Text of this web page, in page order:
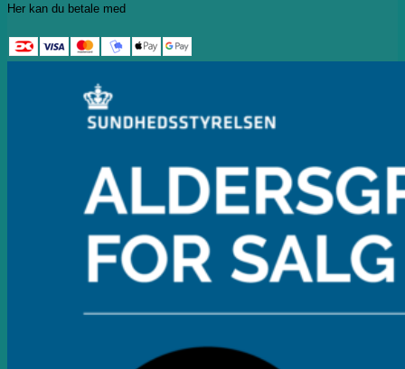
Her kan du betale med